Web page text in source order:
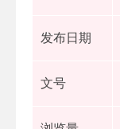
发布日期
文号